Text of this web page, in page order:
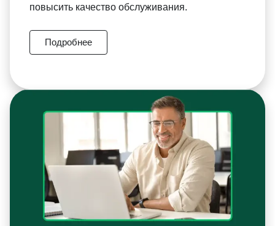
повысить качество обслуживания.
Подробнее